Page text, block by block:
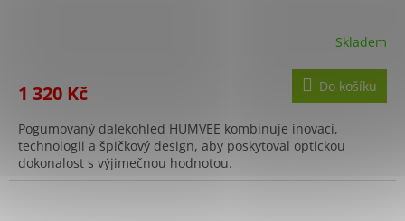
Skladem
1 320 Kč Do košíku
Pogumovaný dalekohled HUMVEE kombinuje inovaci,
technologii a špičkový design, aby poskytoval optickou
dokonalost s výjimečnou hodnotou.